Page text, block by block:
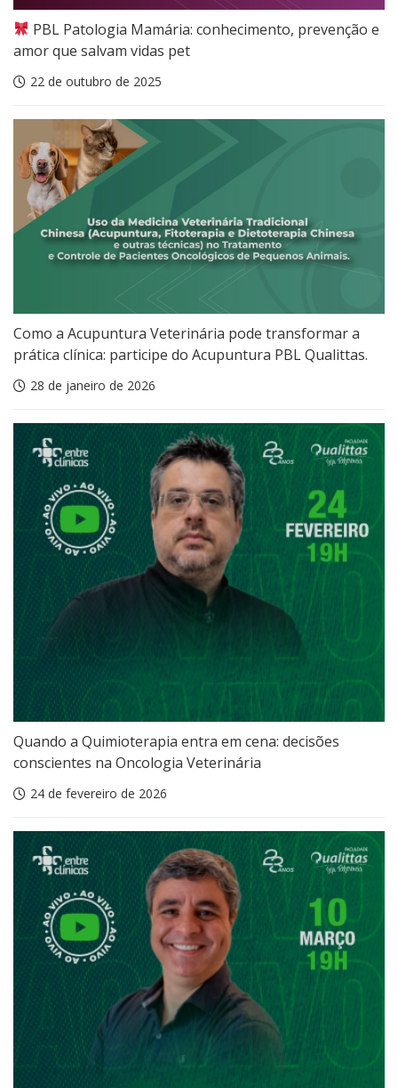
PBL Patologia Mamária: conhecimento, prevenção e
amor que salvam vidas pet
22 de outubro de 2025
Como a Acupuntura Veterinária pode transformar a
prática clínica: participe do Acupuntura PBL Qualittas.
28 de janeiro de 2026
Quando a Quimioterapia entra em cena: decisões
conscientes na Oncologia Veterinária
24 de fevereiro de 2026